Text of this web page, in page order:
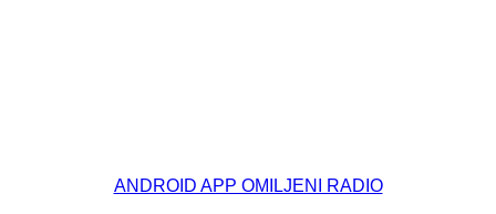
ANDROID APP OMILJENI RADIO